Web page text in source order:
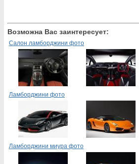
Возможна Вас заинтересует:
Салон ламборджини фото
Ламборджини фото
Ламборджини миура фото